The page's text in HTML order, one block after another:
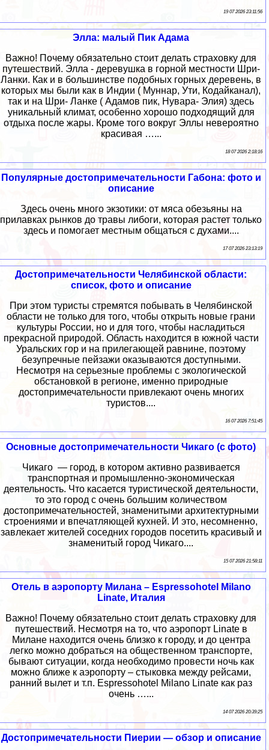
19 07 2026 23:11:56
Элла: малый Пик Адама
Важно! Почему обязательно стоит делать страховку для
путешествий. Элла - деревушка в горной местности Шри-
Ланки. Как и в большинстве подобных горных деревень, в
которых мы были как в Индии ( Муннар, Ути, Кодайканал),
так и на Шри- Ланке ( Адамов пик, Нувара- Элия) здесь
уникальный климат, особенно хорошо подходящий для
отдыха после жары. Кроме того вокруг Эллы невероятно
красивая …...
18 07 2026 2:18:16
Популярные достопримечательности Габона: фото и
описание
Здесь очень много экзотики: от мяса обезьяны на
прилавках рынков до травы либоги, которая растет только
здесь и помогает местным общаться с духами....
17 07 2026 23:13:19
Достопримечательности Челябинской области:
список, фото и описание
При этом туристы стремятся побывать в Челябинской
области не только для того, чтобы открыть новые грани
культуры России, но и для того, чтобы насладиться
прекрасной природой. Область находится в южной части
Уральских гор и на прилегающей равнине, поэтому
безупречные пейзажи оказываются доступными.
Несмотря на серьезные проблемы с экологической
обстановкой в регионе, именно природные
достопримечательности привлекают очень многих
туристов....
16 07 2026 7:51:45
Основные достопримечательности Чикаго (с фото)
Чикаго — город, в котором активно развивается
транспортная и промышленно-экономическая
деятельность. Что касается туристической деятельности,
то это город с очень большим количеством
достопримечательностей, знаменитыми архитектурными
строениями и впечатляющей кухней. И это, несомненно,
завлекает жителей соседних городов посетить красивый и
знаменитый город Чикаго....
15 07 2026 21:58:11
Отель в аэропорту Милана – Espressohotel Milano
Linate, Италия
Важно! Почему обязательно стоит делать страховку для
путешествий. Несмотря на то, что аэропорт Linate в
Милане находится очень близко к городу, и до центра
легко можно добраться на общественном транспорте,
бывают ситуации, когда необходимо провести ночь как
можно ближе к аэропорту – стыковка между рейсами,
ранний вылет и т.п. Espressohotel Milano Linate как раз
очень …...
14 07 2026 20:39:25
Достопримечательности Пиерии — обзор и описание